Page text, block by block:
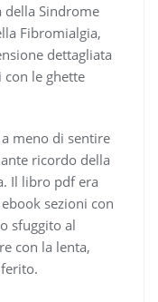
della Sindrome
Fibromialgia,
dettagliata
con le ghette
meno di sentire
ricordo della
Il libro pdf era
sezioni con
sfuggito al
con la lenta,